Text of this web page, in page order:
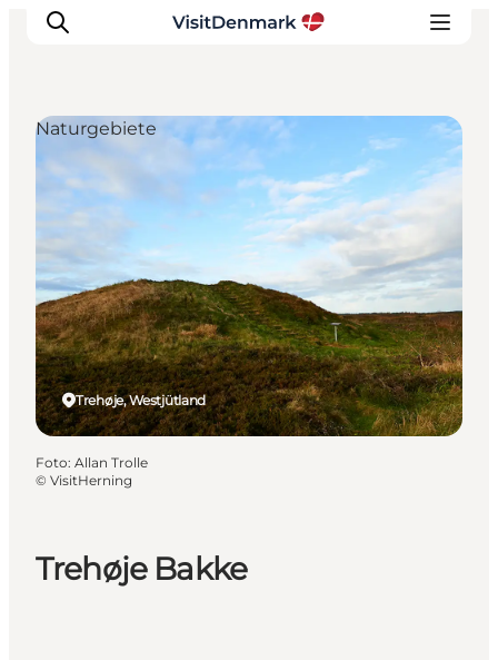
Inspiration
Regionen
Erlebnisse
Unterkünfte
Reiseplanung
Trehøje Bakke
Trehøje, Westjütland
Naturgebiete
Foto: Allan Trolle
© VisitHerning